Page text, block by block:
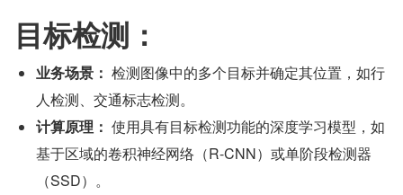
目标检测：
业务场景： 检测图像中的多个目标并确定其位置，如行
人检测、交通标志检测。
计算原理： 使用具有目标检测功能的深度学习模型，如
基于区域的卷积神经网络（R-CNN）或单阶段检测器
（SSD）。